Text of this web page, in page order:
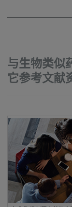
与生物类似
它参考文献